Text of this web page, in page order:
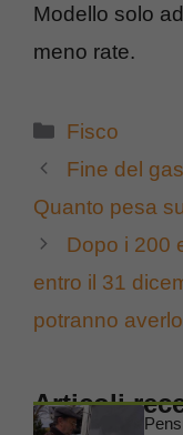
Modello solo
meno rate.
Categorie
Fisco
Fine del
Quanto pesa
Dopo i 200
entro il 31
potranno averlo
Articoli